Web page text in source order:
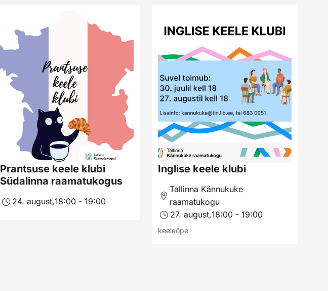
Prantsuse keele klubi
Südalinna raamatukogus
24. august,18:00 - 19:00
Inglise keele klubi
Tallinna Kännukuke
raamatukogu
27. august,18:00 - 19:00
keeleõpe